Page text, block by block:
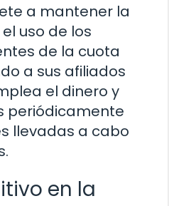
a mantener la
uso de los
de la cuota
a sus afiliados
el dinero y
periódicamente
llevadas a cabo
en la